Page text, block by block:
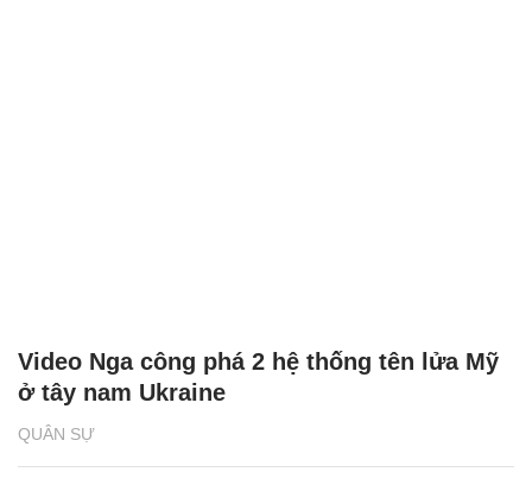
QUÂN SỰ
Video Nga công phá 2 hệ thống tên lửa Mỹ
ở tây nam Ukraine